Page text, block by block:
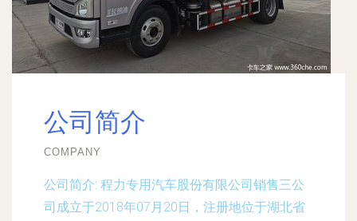
公司简介
COMPANY
公司简介: 程力专用汽车股份有限公司销售三公
司成立于2018年07月20日，注册地位于湖北省